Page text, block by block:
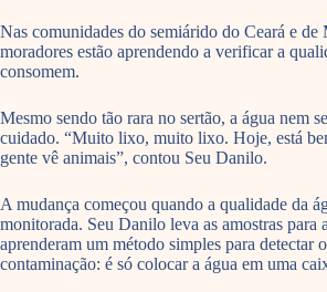
Nas comunidades do semiárido do Ceará e de
moradores estão aprendendo a verificar a
consomem.
Mesmo sendo tão rara no sertão, a água nem
cuidado. “Muito lixo, muito lixo. Hoje, está
gente vê animais”, contou Seu Danilo.
A mudança começou quando a qualidade da
monitorada. Seu Danilo leva as amostras para
aprenderam um método simples para detectar
contaminação: é só colocar a água em uma